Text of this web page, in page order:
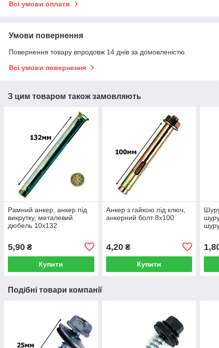
Всі умови оплати
Умови повернення
Повернення товару впродовж 14 днів за домовленістю
Всі умови повернення
З цим товаром також замовляють
Рамний анкер, анкер під
викрутку, металевий
дюбель 10х132
5,90 ₴
Купити
Анкер з гайкою під ключ,
анкерний болт 8х100
4,20₴
Купити
Подібні товари компанії